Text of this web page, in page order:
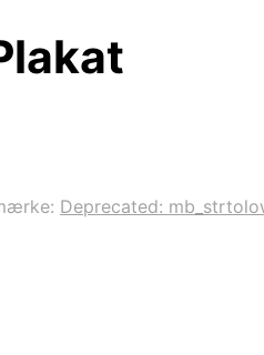
Deprecated: